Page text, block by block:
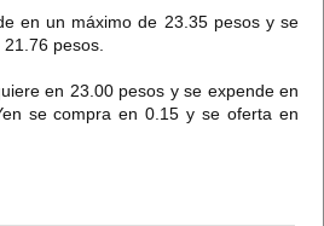
en un máximo de 23.35 pesos y se
pesos.
en 23.00 pesos y se expende en
se compra en 0.15 y se oferta en